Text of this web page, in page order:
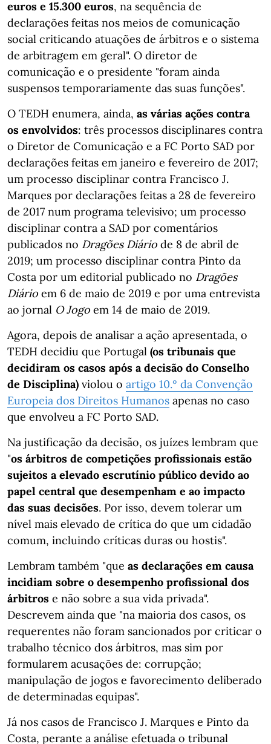
euros e 15.300 euros, na sequência de
declarações feitas nos meios de comunicação
social criticando atuações de árbitros e o sistema
de arbitragem em geral". O diretor de
comunicação e o presidente "foram ainda
suspensos temporariamente das suas funções".
O TEDH enumera, ainda, as várias ações contra
os envolvidos: três processos disciplinares contra
o Diretor de Comunicação e a FC Porto SAD por
declarações feitas em janeiro e fevereiro de 2017;
um processo disciplinar contra Francisco J.
Marques por declarações feitas a 28 de fevereiro
de 2017 num programa televisivo; um processo
disciplinar contra a SAD por comentários
publicados no Dragões Diário de 8 de abril de
2019; um processo disciplinar contra Pinto da
Costa por um editorial publicado no Dragões
Diário em 6 de maio de 2019 e por uma entrevista
ao jornal O Jogo em 14 de maio de 2019.
Agora, depois de analisar a ação apresentada, o
TEDH decidiu que Portugal (os tribunais que
decidiram os casos após a decisão do Conselho
de Disciplina) violou o artigo 10.º da Convenção
Europeia dos Direitos Humanos apenas no caso
que envolveu a FC Porto SAD.
Na justificação da decisão, os juízes lembram que
"os árbitros de competições profissionais estão
sujeitos a elevado escrutínio público devido ao
papel central que desempenham e ao impacto
das suas decisões. Por isso, devem tolerar um
nível mais elevado de crítica do que um cidadão
comum, incluindo críticas duras ou hostis".
Lembram também "que as declarações em causa
incidiam sobre o desempenho profissional dos
árbitros e não sobre a sua vida privada".
Descrevem ainda que "na maioria dos casos, os
requerentes não foram sancionados por criticar o
trabalho técnico dos árbitros, mas sim por
formularem acusações de: corrupção;
manipulação de jogos e favorecimento deliberado
de determinadas equipas".
Já nos casos de Francisco J. Marques e Pinto da
Costa, perante a análise efetuada o tribunal